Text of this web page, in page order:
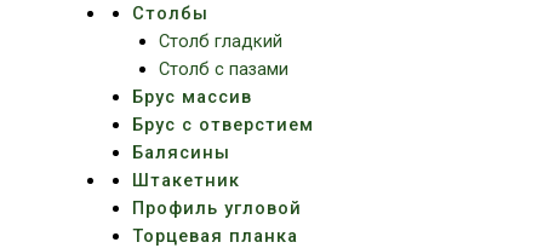
Столбы
Столб гладкий
Столб с пазами
Брус массив
Брус с отверстием
Балясины
Штакетник
Профиль угловой
Торцевая планка